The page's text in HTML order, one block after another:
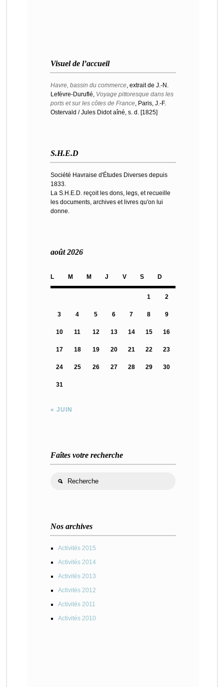
Visuel de l’accueil
Havre, bassin du commerce , extrait de J.-N.
Lefèvre-Duruflé, Voyage pittoresque dans les
ports et sur les côtes de France , Paris, J.-F.
Ostervald / Jules Didot aîné, s. d. [1825]
S.H.E.D
Société Havraise d'Études Diverses depuis
1833.
La S.H.E.D. reçoit les dons, legs, et recueille
les documents, archives et livres qu'on lui
donne.
août 2026
L M M J V S D
« JUIN
1 2
3 4 5 6 7 8 9
10 11 12 13 14 15 16
17 18 19 20 21 22 23
24 25 26 27 28 29 30
31
Faîtes votre recherche
Nos archives
Activités 2015
Activités 2014
Activités 2013
Activités 2012
Activités 2011
Activités 2010